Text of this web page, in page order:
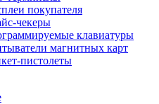
покупателя
чекеры
клавиатуры
магнитных карт
пистолеты